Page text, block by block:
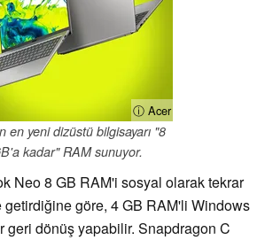
ⓘ Acer
en yeni dizüstü bilgisayarı "8
kadar" RAM sunuyor.
Neo 8 GB RAM'i sosyal olarak tekrar
göre, 4 GB RAM'li Windows
geri dönüş yapabilir. Snapdragon C